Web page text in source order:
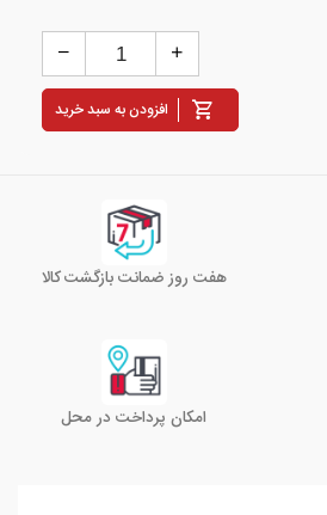
افزودن به سبد خرید
هفت روز ضمانت بازگشت کالا
امکان پرداخت در محل